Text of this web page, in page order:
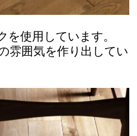
を使用しています。
雰囲気を作り出してい